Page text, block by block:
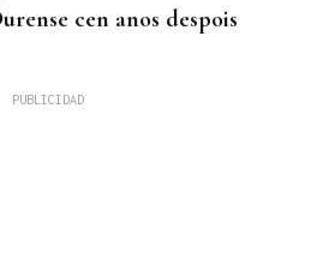
cen anos despois